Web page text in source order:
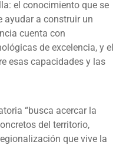
el conocimiento que se
ayudar a construir un
cuenta con
de excelencia, y el
esas capacidades y las
“busca acercar la
del territorio,
que vive la